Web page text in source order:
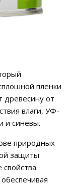
пленки
древесину от
влаги, УФ-
и синевы.
природных
защиты